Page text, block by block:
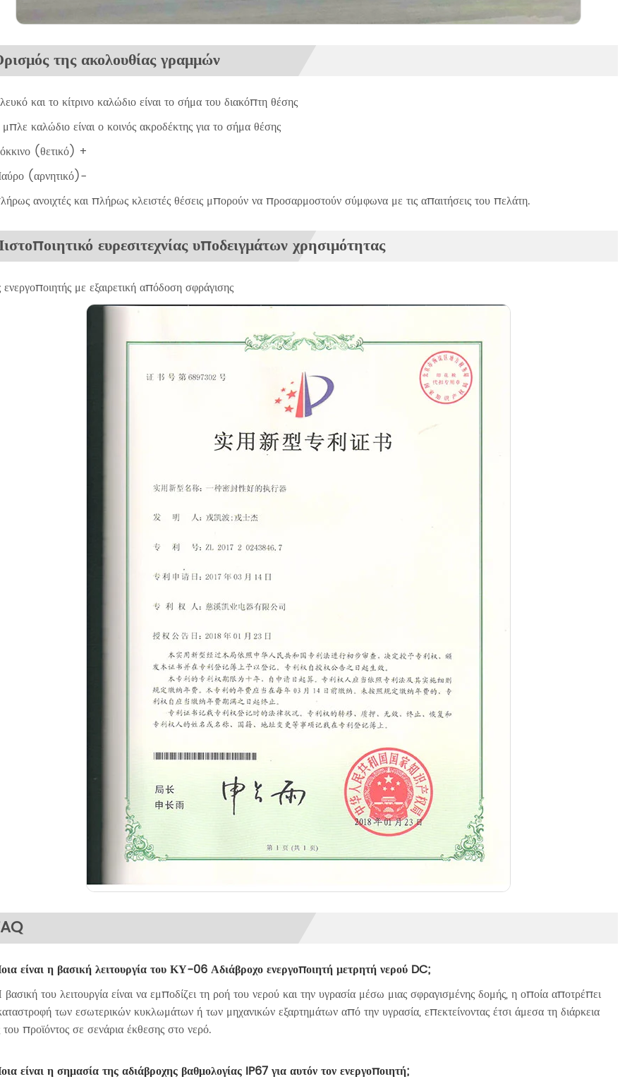
της ακολουθίας γραμμών
και το κίτρινο καλώδιο είναι το σήμα του διακόπτη θέσης
καλώδιο είναι ο κοινός ακροδέκτης για το σήμα θέσης
(θετικό) +
(αρνητικό)-
ανοιχτές και πλήρως κλειστές θέσεις μπορούν να προσαρμοστούν σύμφωνα με τις απαιτήσεις του πελάτη.
ευρεσιτεχνίας υποδειγμάτων χρησιμότητας
με εξαιρετική απόδοση σφράγισης
είναι η βασική λειτουργία του ΚΥ-06 Αδιάβροχο ενεργοποιητή μετρητή νερού DC;
του λειτουργία είναι να εμποδίζει τη ροή του νερού και την υγρασία μέσω μιας σφραγισμένης δομής, η οποία αποτρέπει
των εσωτερικών κυκλωμάτων ή των μηχανικών εξαρτημάτων από την υγρασία, επεκτείνοντας έτσι άμεσα τη διάρκεια
προϊόντος σε σενάρια έκθεσης στο νερό.
είναι η σημασία της αδιάβροχης βαθμολογίας IP67 για αυτόν τον ενεργοποιητή;